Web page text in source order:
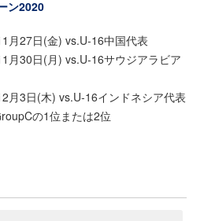
ン2020
月27日(金) vs.U-16中国代表
月30日(月) vs.U-16サウジアラビア
月3日(木) vs.U-16インドネシア代表
の1位または2位